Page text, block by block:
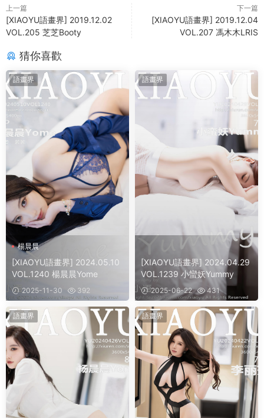
上一篇
[XIAOYU語畫界] 2019.12.02
VOL.205 芝芝Booty
下一篇
[XIAOYU語畫界] 2019.12.04
VOL.207 馮木木LRIS
猜你喜歡
語畫界
楊晨晨
[XIAOYU語畫界] 2024.05.10
VOL.1240 楊晨晨Yome
2025-11-30 392
語畫界
[XIAOYU語畫界] 2024.04.29
VOL.1239 小蠻妖Yummy
2025-06-22 431
語畫界 語畫界